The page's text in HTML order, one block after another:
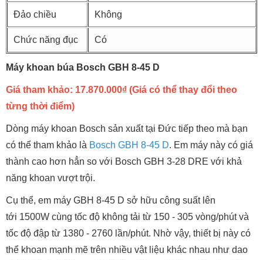
Đảo chiều Không
Chức năng đục Có
Máy khoan búa Bosch GBH 8-45 D
Giá tham khảo: 17.870.000₫ (Giá có thể thay đổi theo
từng thời điểm)
Dòng máy khoan Bosch sản xuất tại Đức tiếp theo mà bạn
có thể tham khảo là Bosch GBH 8-45 D. Em máy này có giá
thành cao hơn hẳn so với Bosch GBH 3-28 DRE với khả
năng khoan vượt trội.
Cụ thể, em máy GBH 8-45 D sở hữu công suất lên
tới 1500W cùng tốc độ không tải từ 150 - 305 vòng/phút và
tốc độ đập từ 1380 - 2760 lần/phút. Nhờ vậy, thiết bị này có
thể khoan mạnh mẽ trên nhiều vật liệu khác nhau như dao